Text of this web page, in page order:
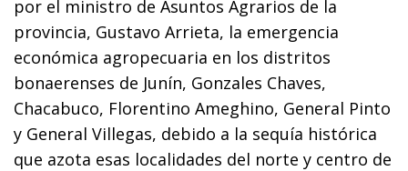
por el ministro de Asuntos Agrarios de la
provincia, Gustavo Arrieta, la emergencia
económica agropecuaria en los distritos
bonaerenses de Junín, Gonzales Chaves,
Chacabuco, Florentino Ameghino, General Pinto
y General Villegas, debido a la sequía histórica
que azota esas localidades del norte y centro de